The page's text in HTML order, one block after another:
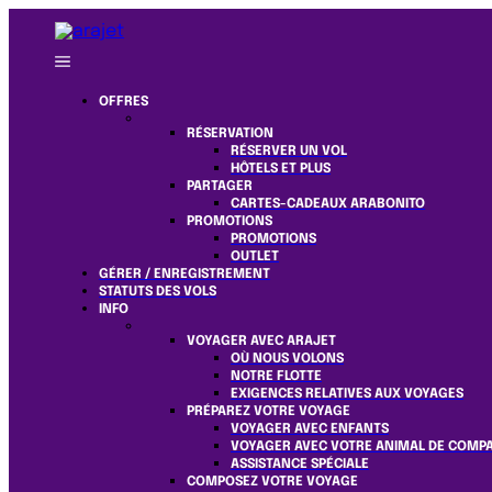
OFFRES
RÉSERVATION
RÉSERVER UN VOL
HÔTELS ET PLUS
PARTAGER
CARTES-CADEAUX ARABONITO
PROMOTIONS
PROMOTIONS
OUTLET
GÉRER / ENREGISTREMENT
STATUTS DES VOLS
INFO
VOYAGER AVEC ARAJET
OÙ NOUS VOLONS
NOTRE FLOTTE
EXIGENCES RELATIVES AUX VOYAGES
PRÉPAREZ VOTRE VOYAGE
VOYAGER AVEC ENFANTS
VOYAGER AVEC VOTRE ANIMAL DE
ASSISTANCE SPÉCIALE
COMPOSEZ VOTRE VOYAGE